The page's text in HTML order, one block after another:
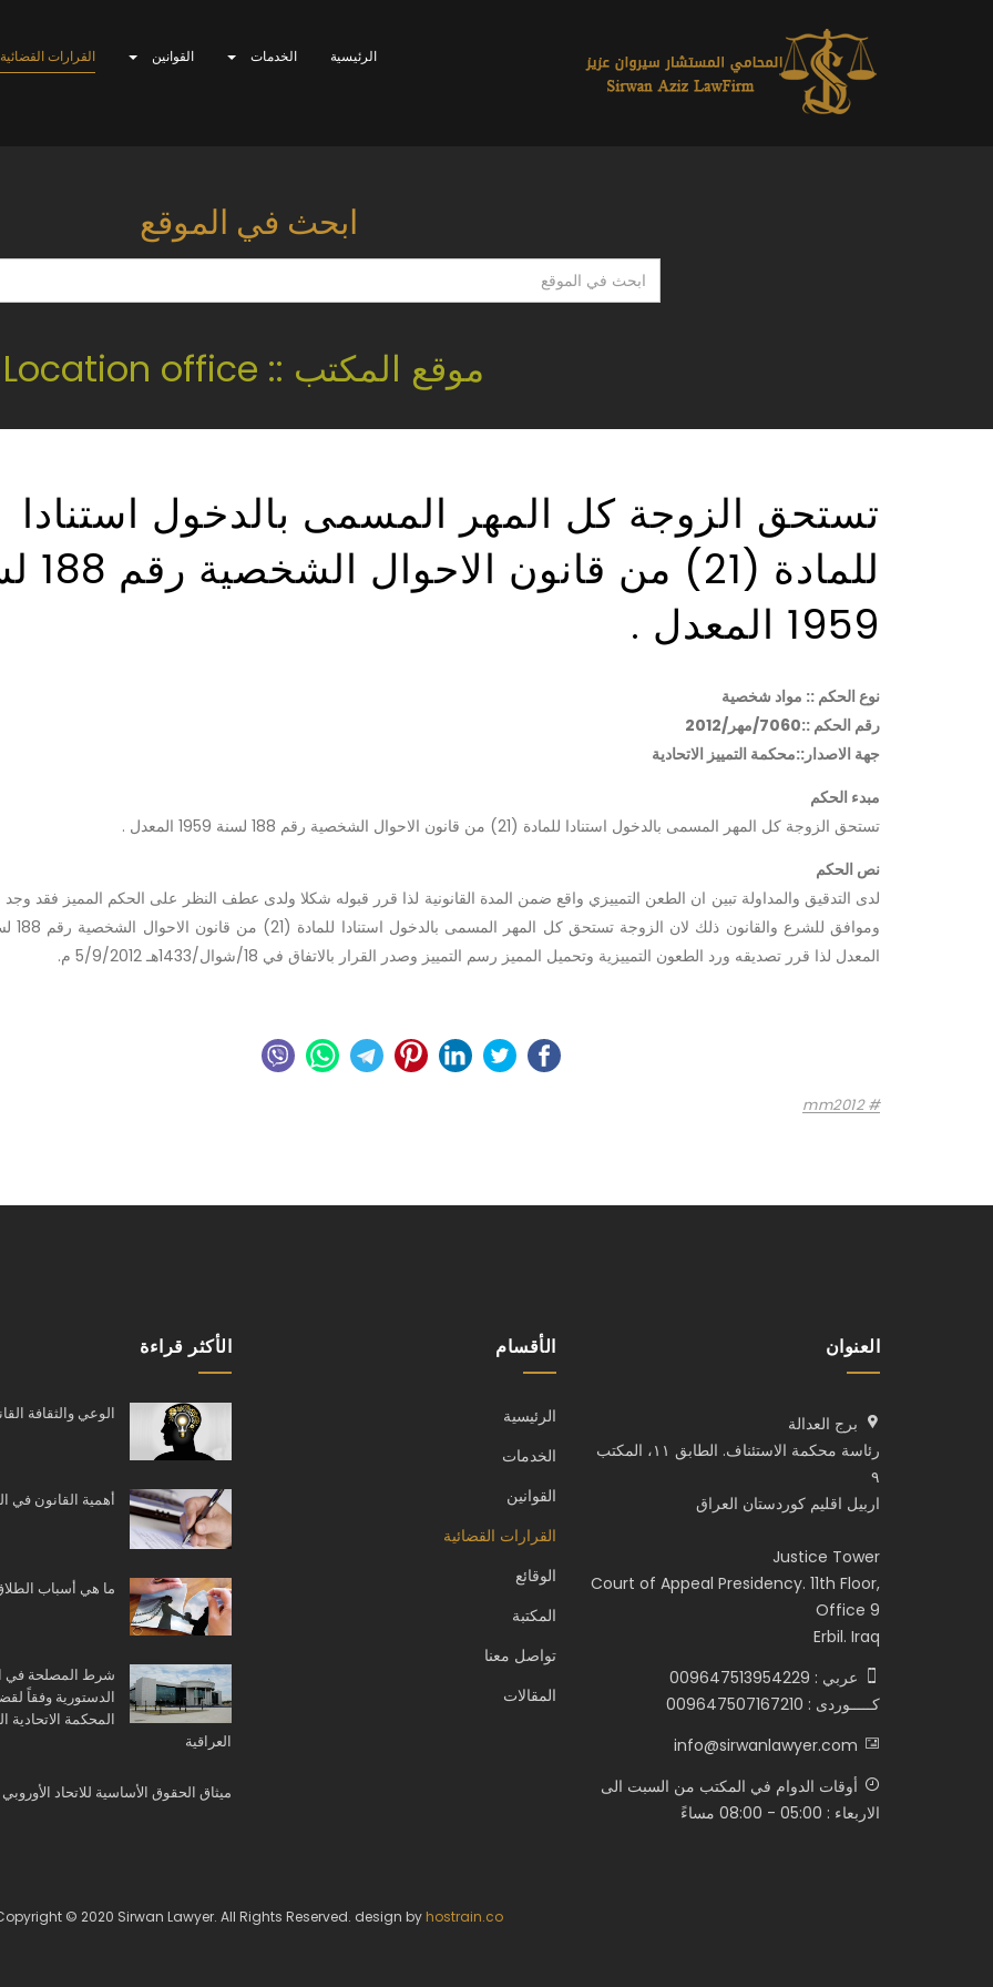
الرئيسية الخدمات القوانين القرارات
ابحث في الموقع
ابحث
في
موقع المكتب :: Location office
تستحق الزوجة كل المهر المسمى بالدخول استنادا
للمادة
1959 المعدل .
نوع الحكم :: مواد شخصية
رقم الحكم ::7060/مهر/2012
جهة الاصدار::محكمة التمييز الاتحادية
مبدء الحكم
تستحق الزوجة كل المهر المسمى بالدخول استنادا للمادة (21) من قانون الاحوال الشخصية رقم 188 لسنة 1959 المعدل .
نص الحكم
لدى التدقيق والمداولة تبين ان الطعن التمييزي واقع ضمن المدة القانونية لذا قرر قبوله شكلا ولدى عطف النظر على الحكم المميز فقد
المعدل لذا قرر تصديقه ورد الطعون التمييزية وتحميل المميز رسم التمييز وصدر القرار بالاتفاق في 18/شوال/1433هـ 5/9/2012 م.
mm2012
العنوان
برج العدالة
رئاسة محكمة الاستئناف. الطابق ١١، المكتب
٩
اربيل اقليم كوردستان العراق
Justice Tower
Court of Appeal Presidency. 11th Floor,
Office 9
Erbil. Iraq
عربي : 009647513954229
كـــــوردى : 009647507167210
info@sirwanlawyer.com
أوقات الدوام في المكتب من السبت الى
الاربعاء : 05:00 - 08:00 مساءً
الأقسام
الرئيسية
الخدمات
القوانين
القرارات القضائية
الوقائع
المكتبة
تواصل معنا
المقالات
الأكثر قراءة
الوعي والثقافة
أهمية القانون في
ما هي أسباب
شرط المصلحة في
الدستورية وفقاً
المحكمة الاتحادية
العراقية
ميثاق الحقوق الأساسية للاتحاد الأوروبي
© 2020 Sirwan Lawyer. All Rights Reserved. design by hostrain.co